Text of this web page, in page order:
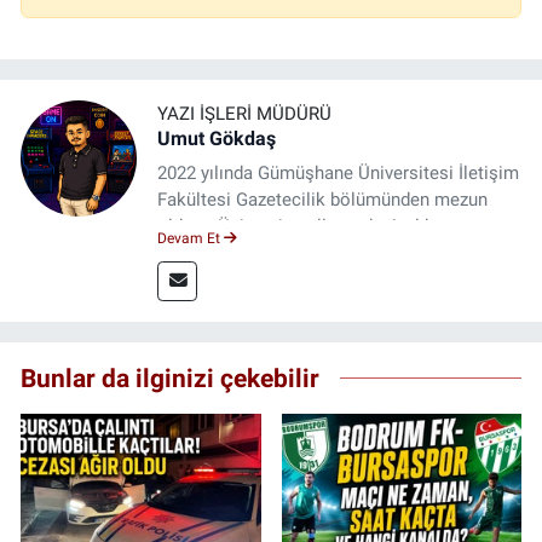
YAZI İŞLERI MÜDÜRÜ
Umut Gökdaş
2022 yılında Gümüşhane Üniversitesi İletişim
Fakültesi Gazetecilik bölümünden mezun
oldum. Üniversite yıllarımda 4 yıl boyunca
saha deneyimi kazandım. 2023 yılından beri
Genç Gazete'de okurlarımıza haber
Devam Et
Bunlar da ilginizi çekebilir